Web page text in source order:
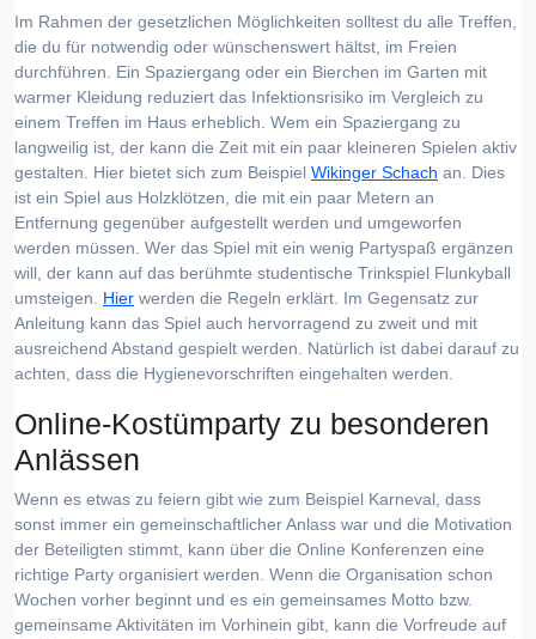
Im Rahmen der gesetzlichen Möglichkeiten solltest du alle Treffen,
die du für notwendig oder wünschenswert hältst, im Freien
durchführen. Ein Spaziergang oder ein Bierchen im Garten mit
warmer Kleidung reduziert das Infektionsrisiko im Vergleich zu
einem Treffen im Haus erheblich. Wem ein Spaziergang zu
langweilig ist, der kann die Zeit mit ein paar kleineren Spielen aktiv
gestalten. Hier bietet sich zum Beispiel Wikinger Schach an. Dies
ist ein Spiel aus Holzklötzen, die mit ein paar Metern an
Entfernung gegenüber aufgestellt werden und umgeworfen
werden müssen. Wer das Spiel mit ein wenig Partyspaß ergänzen
will, der kann auf das berühmte studentische Trinkspiel Flunkyball
umsteigen. Hier werden die Regeln erklärt. Im Gegensatz zur
Anleitung kann das Spiel auch hervorragend zu zweit und mit
ausreichend Abstand gespielt werden. Natürlich ist dabei darauf zu
achten, dass die Hygienevorschriften eingehalten werden.
Online-Kostümparty zu besonderen
Anlässen
Wenn es etwas zu feiern gibt wie zum Beispiel Karneval, dass
sonst immer ein gemeinschaftlicher Anlass war und die Motivation
der Beteiligten stimmt, kann über die Online Konferenzen eine
richtige Party organisiert werden. Wenn die Organisation schon
Wochen vorher beginnt und es ein gemeinsames Motto bzw.
gemeinsame Aktivitäten im Vorhinein gibt, kann die Vorfreude auf